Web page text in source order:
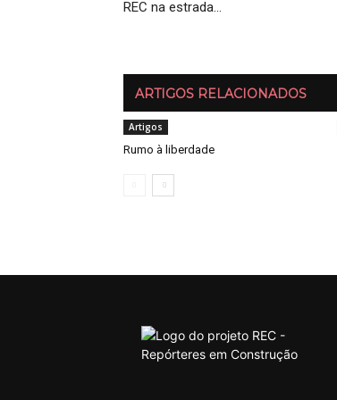
REC na estrada…
ARTIGOS RELACIONADOS
Artigos
Rumo à liberdade